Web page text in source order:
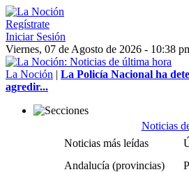
Regístrate
Iniciar Sesión
Viernes, 07 de Agosto de 2026 - 10:38
La Noción | La Policía Nacional ha
agredir...
Noticias
Noticias más leídas
Andalucía (provincias)